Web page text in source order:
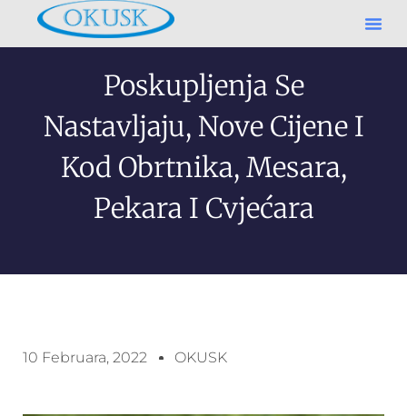
Poskupljenja Se
Nastavljaju, Nove Cijene I
Kod Obrtnika, Mesara,
Pekara I Cvjećara
10 Februara, 2022 OKUSK